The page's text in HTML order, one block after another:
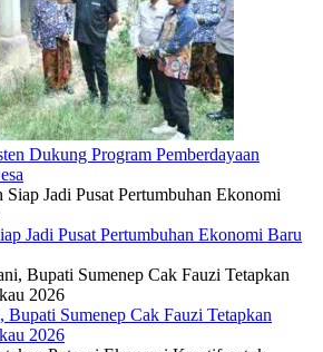
Dukung Program Pemberdayaan
Jadi Pusat Pertumbuhan Ekonomi Baru
Bupati Sumenep Cak Fauzi Tetapkan
2026